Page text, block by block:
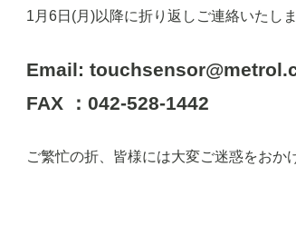
1月6日(月)以降に折り返しご連絡いたしま
Email:
FAX ：042-528-1442
ご繁忙の折、皆様には大変ご迷惑をおか